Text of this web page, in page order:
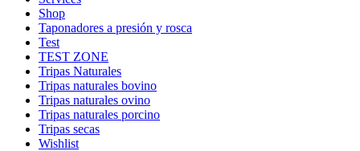
Shop
Taponadores a presión y rosca
Test
TEST ZONE
Tripas Naturales
Tripas naturales bovino
Tripas naturales ovino
Tripas naturales porcino
Tripas secas
Wishlist